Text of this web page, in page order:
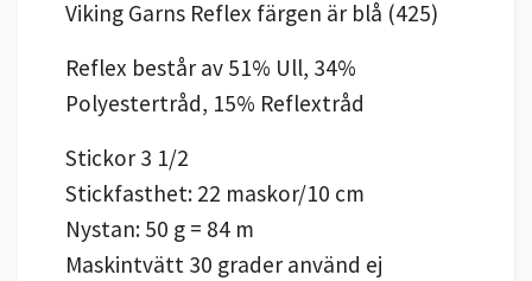
Viking Garns Reflex färgen är blå (425)
Reflex består av 51% Ull, 34%
Polyestertråd, 15% Reflextråd
Stickor 3 1/2
Stickfasthet: 22 maskor/10 cm
Nystan: 50 g = 84 m
Maskintvätt 30 grader använd ej